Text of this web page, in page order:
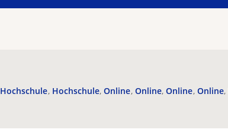
Hochschule Hochschule Online Online Online Online